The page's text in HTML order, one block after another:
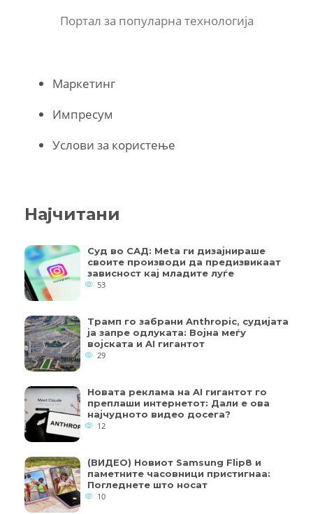
Портал за популарна технологија
Маркетинг
Импресум
Услови за користење
Најчитани
Суд во САД: Meta ги дизајнираше
своите производи да предизвикаат
зависност кај младите луѓе
53
Трамп го забрани Anthropic, судијата
ја запре одлуката: Војна меѓу
војската и AI гигантот
29
Новата реклама на AI гигантот го
преплаши интернетот: Дали е ова
најчудното видео досега?
12
(ВИДЕО) Новиот Samsung Flip8 и
паметните часовници пристигнаа:
Погледнете што носат
10